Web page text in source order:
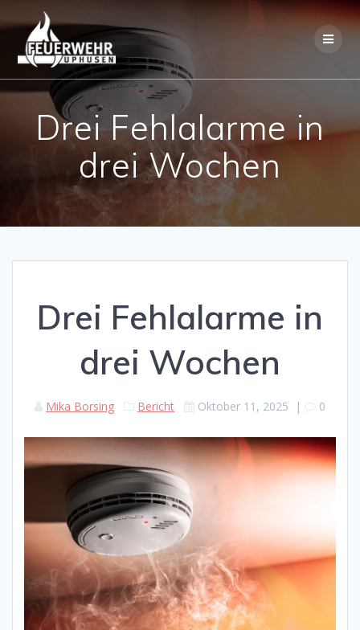
Drei Fehlalarme in
drei Wochen
Drei Fehlalarme in
drei Wochen
Mika Borsing Bericht Oktober 11, 2025 | 0